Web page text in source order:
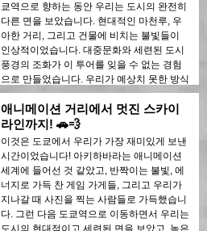
쿄역으로 향하는 동안 우리는 도시의 완전히
다른 면을 보았습니다. 현대적인 마천루, 우
아한 거리, 그리고 건물에 비치는 불빛들이
인상적이었습니다. 대중문화와 세련된 도시
풍경의 조화가 이 투어를 잊을 수 없는 경험
으로 만들었습니다. 우리가 예상치 못한 방식
으로 도쿄를 탐험할 수 있는 놀라운 방법이었
습니다. 도쿄를 방문한다면, 꼭 이 투어를 해
야 합니다!
애니메이션 거리에서 멋진 스카이
라인까지! 🚗💨
이것은 도쿄에서 우리가 가장 재미있게 보낸
시간이었습니다! 아키하바라는 애니메이션
세계에 들어선 것 같았고, 반짝이는 불빛, 에
너지로 가득 찬 게임 가게들, 그리고 우리가
지나갈 때 사진을 찍는 사람들로 가득했습니
다. 그런 다음 도쿄역으로 이동하면서 우리는